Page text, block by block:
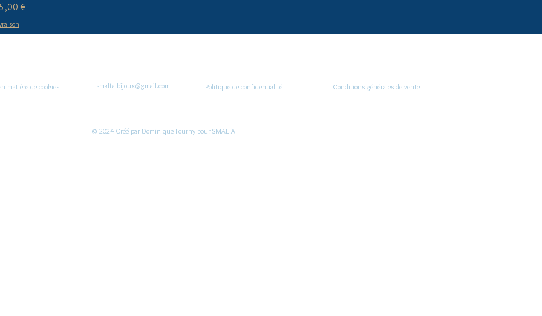
€
matière de cookies smalta.bijoux@gmail.com Politique de confidentialité Conditions générales de vente
© 2024 Créé par Dominique Fourny pour SMALTA